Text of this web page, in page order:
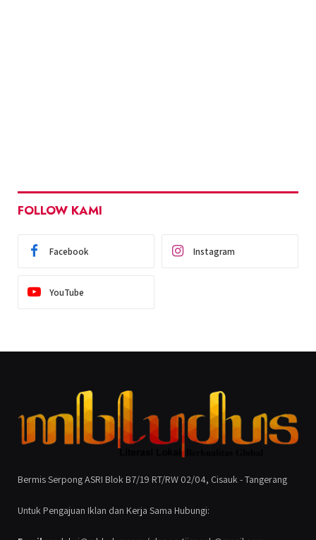
FOLLOW KAMI
Facebook Instagram
YouTube
Bermis Serpong ASRI Blok B7/19 RT/RW 02/04, Cisauk - Tangerang
Untuk Pengajuan Iklan dan Kerja Sama Hubungi: